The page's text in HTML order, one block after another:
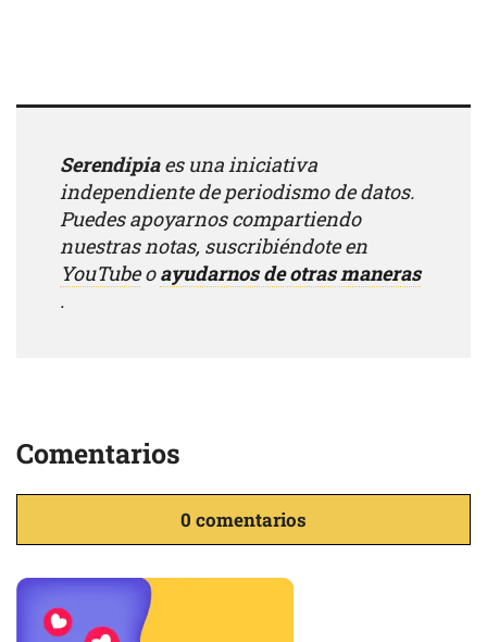
Serendipiaes una iniciativa
independiente de periodismo de datos.
Puedes apoyarnos compartiendo
nuestras notas, suscribiéndote en
YouTubeoayudarnos de otras maneras
.
Comentarios
0 comentarios